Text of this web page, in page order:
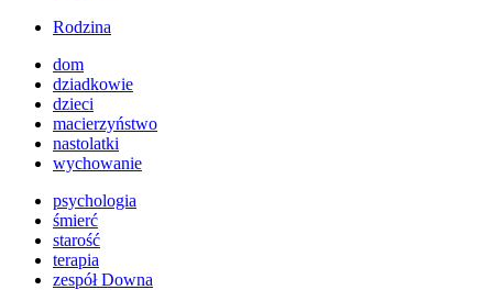
Rodzina
dom
dziadkowie
dzieci
macierzyństwo
nastolatki
wychowanie
psychologia
śmierć
starość
terapia
zespół Downa